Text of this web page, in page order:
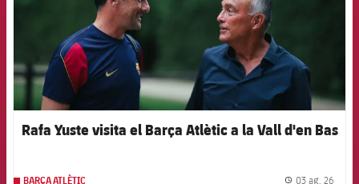
Rafa Yuste visita el Barça Atlètic a la Vall d'en Bas
BARÇA ATLÈTIC 03 ag. 26